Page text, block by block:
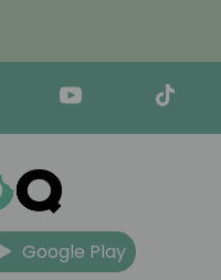
Google Play